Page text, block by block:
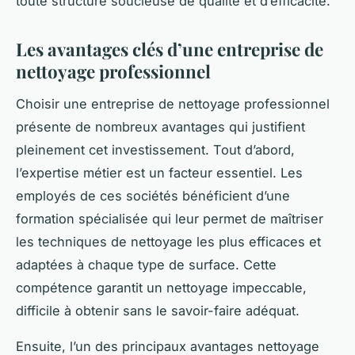
Les avantages clés d’une entreprise de
nettoyage professionnel
Choisir une entreprise de nettoyage professionnel
présente de nombreux avantages qui justifient
pleinement cet investissement. Tout d’abord,
l’expertise métier est un facteur essentiel. Les
employés de ces sociétés bénéficient d’une
formation spécialisée qui leur permet de maîtriser
les techniques de nettoyage les plus efficaces et
adaptées à chaque type de surface. Cette
compétence garantit un nettoyage impeccable,
difficile à obtenir sans le savoir-faire adéquat.
Ensuite, l’un des principaux avantages nettoyage